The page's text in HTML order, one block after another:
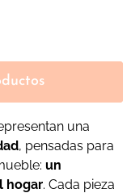
una
, pensadas para
un
hogar. Cada pieza